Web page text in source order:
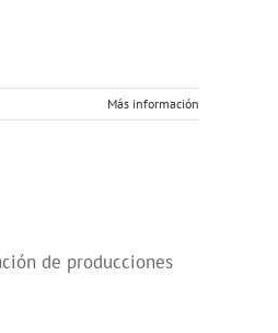
Más información
de producciones